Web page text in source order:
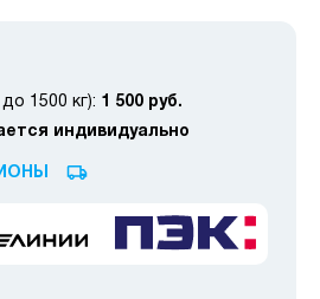
1500 кг): 1 500 руб.
индивидуально